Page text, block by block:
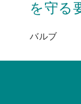
を守る
バルブ